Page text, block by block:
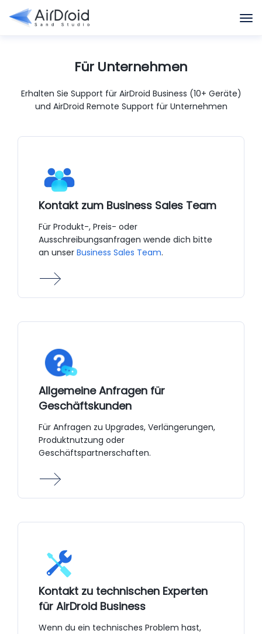
Für Unternehmen
Erhalten Sie Support für AirDroid Business (10+ Geräte)
und AirDroid Remote Support für Unternehmen
Kontakt zum Business Sales Team
Für Produkt-, Preis- oder
Ausschreibungsanfragen wende dich bitte
an unser Business Sales Team.
Allgemeine Anfragen für
Geschäftskunden
Für Anfragen zu Upgrades, Verlängerungen,
Produktnutzung oder
Geschäftspartnerschaften.
Kontakt zu technischen Experten
für AirDroid Business
Wenn du ein technisches Problem hast,